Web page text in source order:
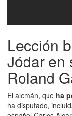
Lección
Jódar en
Roland
El alemán, que ha
ha disputado,